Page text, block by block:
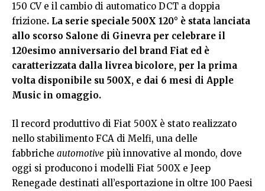
150 CV e il cambio di automatico DCT a doppia
frizione. La serie speciale 500X 120° è stata lanciata
allo scorso Salone di Ginevra per celebrare il
120esimo anniversario del brand Fiat ed è
caratterizzata dalla livrea bicolore, per la prima
volta disponibile su 500X, e dai 6 mesi di Apple
Music in omaggio.
Il record produttivo di Fiat 500X è stato realizzato
nello stabilimento FCA di Melfi, una delle
fabbriche automotive più innovative al mondo, dove
oggi si producono i modelli Fiat 500X e Jeep
Renegade destinati all’esportazione in oltre 100 Paesi